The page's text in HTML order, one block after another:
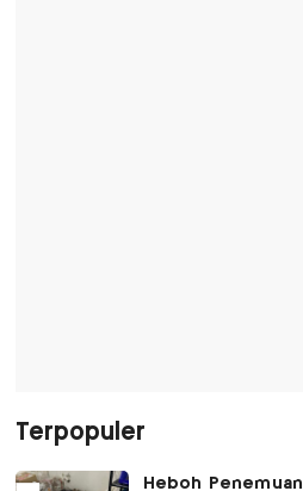
Terpopuler
Heboh Penemuan